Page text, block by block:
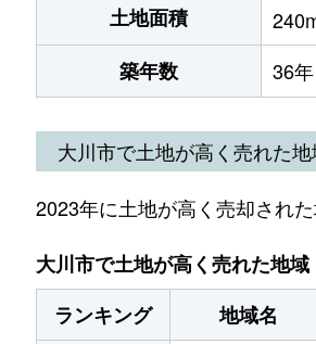
土地面積
築年数 36年
大川市で土地が高く売れた
2023年に土地が高く売却された
大川市で土地が高く売れた地域
ランキング
地域名